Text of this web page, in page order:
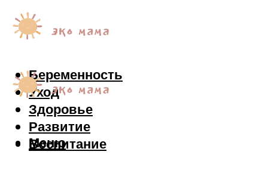
Беременность
Уход
Здоровье
Развитие
Воспитание
Меню